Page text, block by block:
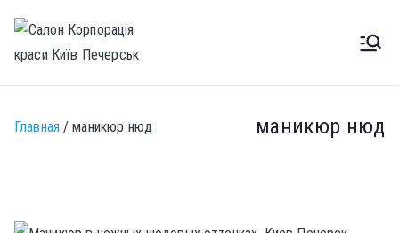
Корпораціяманикюр нюд
Главная маникюр нюд